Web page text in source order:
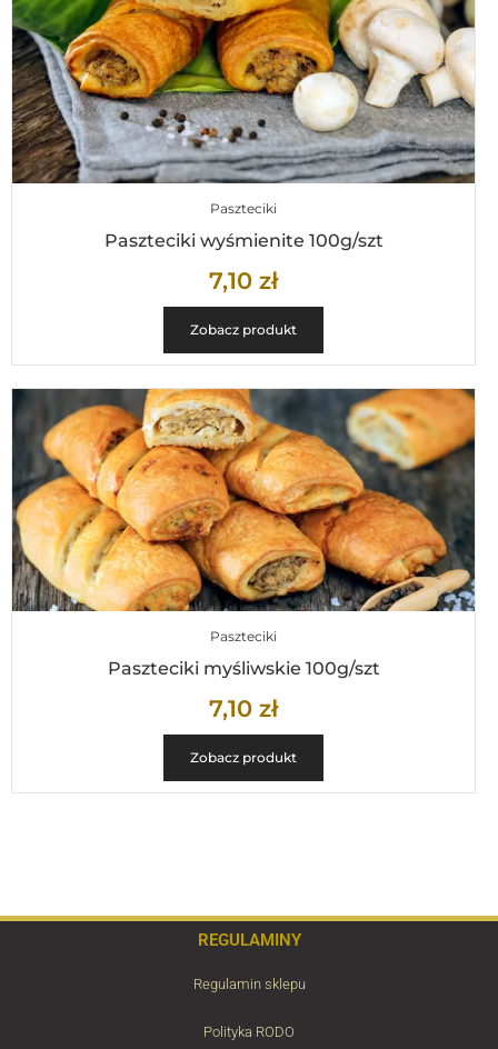
Paszteciki
Paszteciki wyśmienite 100g/szt
7,10 zł
Zobacz produkt
Paszteciki
Paszteciki myśliwskie 100g/szt
7,10 zł
Zobacz produkt
REGULAMINY
Regulamin sklepu
Polityka RODO